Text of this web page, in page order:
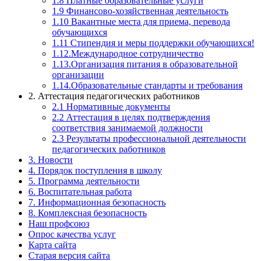
1.9 Финансово-хозяйственная деятельность
1.10 Вакантные места для приема, перевода
обучающихся
1.11 Стипендия и меры поддержки обучающихся!
1.12.Международное сотрудничество
1.13.Организация питания в образовательной
организации
1.14.Образовательные стандарты и требования
2. Аттестация педагогических работников
2.1 Нормативные документы
2.2 Аттестация в целях подтверждения
соответствия занимаемой должности
2.3 Результаты профессиональной деятельности
педагогических работников
3. Новости
4. Порядок поступления в школу
5. Программа деятельности
6. Воспитательная работа
7. Информационная безопасность
8. Комплексная безопасность
Наш профсоюз
Опрос качества услуг
Карта сайта
Старая версия сайта